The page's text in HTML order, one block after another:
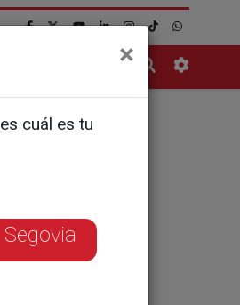
×
cuál es tu
Segovia